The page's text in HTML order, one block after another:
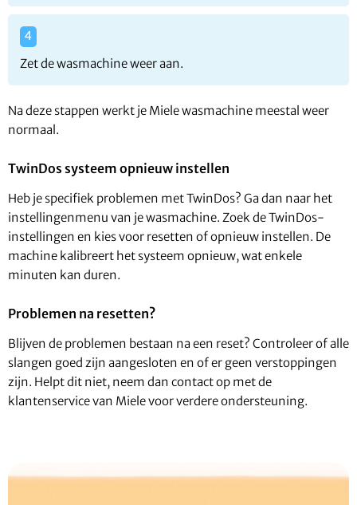
Zet de wasmachine weer aan.
Na deze stappen werkt je Miele wasmachine meestal weer
normaal.
TwinDos systeem opnieuw instellen
Heb je specifiek problemen met TwinDos? Ga dan naar het
instellingenmenu van je wasmachine. Zoek de TwinDos-
instellingen en kies voor resetten of opnieuw instellen. De
machine kalibreert het systeem opnieuw, wat enkele
minuten kan duren.
Problemen na resetten?
Blijven de problemen bestaan na een reset? Controleer of alle
slangen goed zijn aangesloten en of er geen verstoppingen
zijn. Helpt dit niet, neem dan contact op met de
klantenservice van Miele voor verdere ondersteuning.